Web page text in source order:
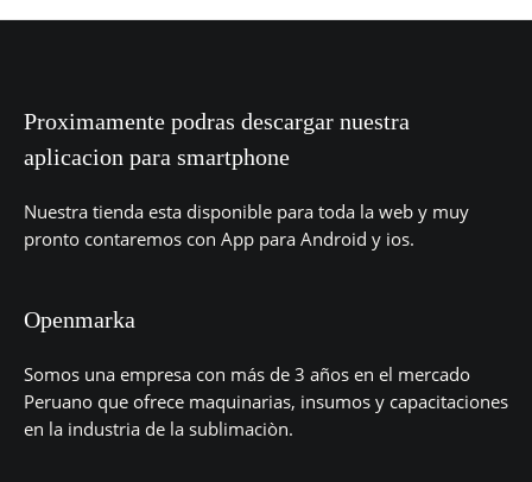
Proximamente podras descargar nuestra
aplicacion para smartphone
Nuestra tienda esta disponible para toda la web y muy
pronto contaremos con App para Android y ios.
Openmarka
Somos una empresa con más de 3 años en el mercado
Peruano que ofrece maquinarias, insumos y capacitaciones
en la industria de la sublimaciòn.